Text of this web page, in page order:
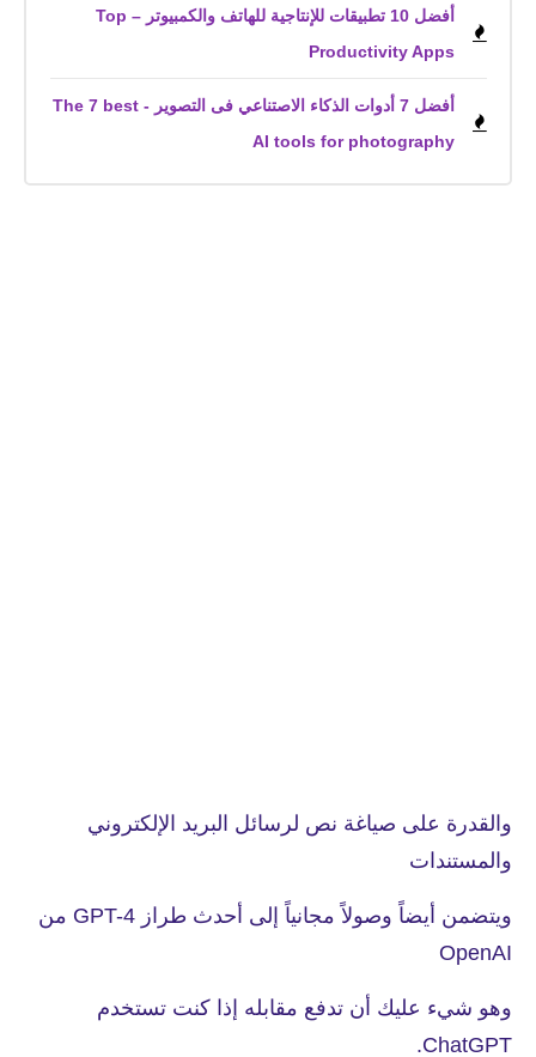
أفضل 10 تطبيقات للإنتاجية للهاتف والكمبيوتر – Top
Productivity Apps
أفضل 7 أدوات الذكاء الاصتناعي فى التصوير - The 7 best
AI tools for photography
والقدرة على صياغة نص لرسائل البريد الإلكتروني
والمستندات
ويتضمن أيضاً وصولاً مجانياً إلى أحدث طراز GPT-4 من
OpenAI
وهو شيء عليك أن تدفع مقابله إذا كنت تستخدم
ChatGPT.